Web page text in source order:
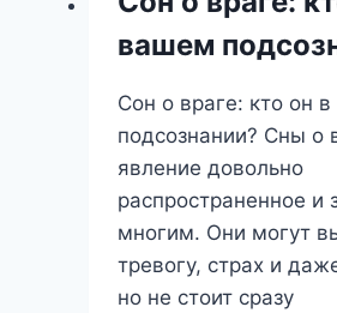
Чувств
и
Души
вашем
Сон о враге: кто он
подсознании? Сны о
явление довольно
распространенное и
многим. Они могут
тревогу, страх и
но не стоит сразу